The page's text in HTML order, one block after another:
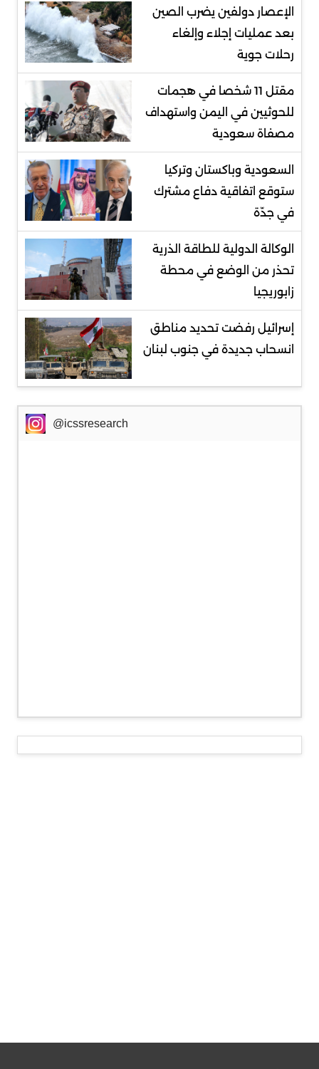
الإعصار دولفين يضرب الصين
بعد عمليات إجلاء وإلغاء
رحلات جوية
مقتل 11 شخصا في هجمات
للحوثيين في اليمن واستهداف
مصفاة سعودية
السعودية وباكستان وتركيا
ستوقع اتفاقية دفاع مشترك
في جدّة
الوكالة الدولية للطاقة الذرية
تحذر من الوضع في محطة
زابوريجيا
إسرائيل رفضت تحديد مناطق
انسحاب جديدة في جنوب لبنان
@icssresearch